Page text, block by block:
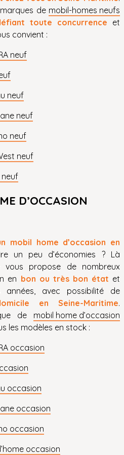
de mobil-homes neufs
toute concurrence et
convient :
neuf
neuf
neuf
neuf
neuf
neuf
D’OCCASION
mobil home d’occasion en
un peu d’économies ? Là
vous propose de nombreux
en bon ou très bon état et
années, avec possibilité de
en Seine-Maritime.
de mobil home d’occasion
les modèles en stock :
occasion
occasion
occasion
occasion
occasion